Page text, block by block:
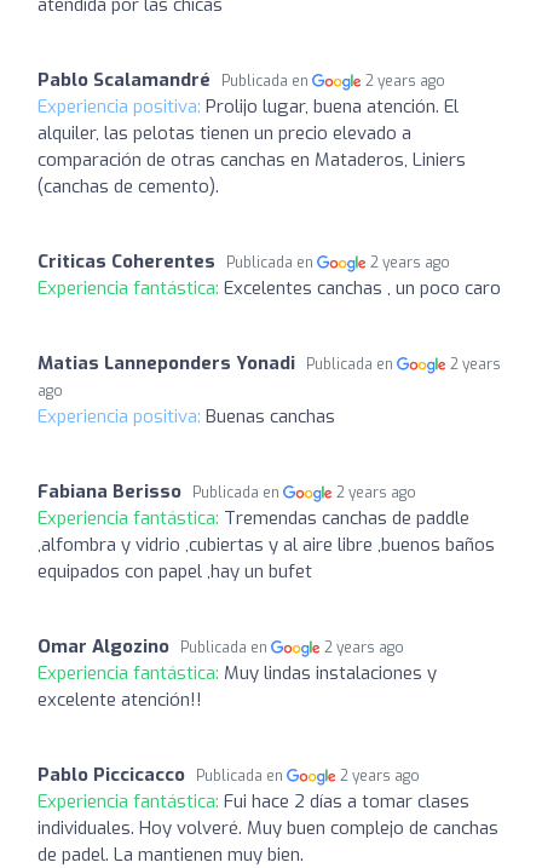
atendida por las chicas
Pablo Scalamandré Publicada en 2 years ago
Experiencia positiva: Prolijo lugar, buena atención. El
alquiler, las pelotas tienen un precio elevado a
comparación de otras canchas en Mataderos, Liniers
(canchas de cemento).
Criticas Coherentes Publicada en 2 years ago
Experiencia fantástica: Excelentes canchas , un poco caro
Matias Lanneponders Yonadi Publicada en
2 years
ago
Experiencia positiva: Buenas canchas
Fabiana Berisso Publicada en 2 years ago
Experiencia fantástica: Tremendas canchas de paddle
,alfombra y vidrio ,cubiertas y al aire libre ,buenos baños
equipados con papel ,hay un bufet
Omar Algozino Publicada en 2 years ago
Experiencia fantástica: Muy lindas instalaciones y
excelente atención!!
Pablo Piccicacco Publicada en 2 years ago
Experiencia fantástica: Fui hace 2 días a tomar clases
individuales. Hoy volveré. Muy buen complejo de canchas
de padel. La mantienen muy bien.